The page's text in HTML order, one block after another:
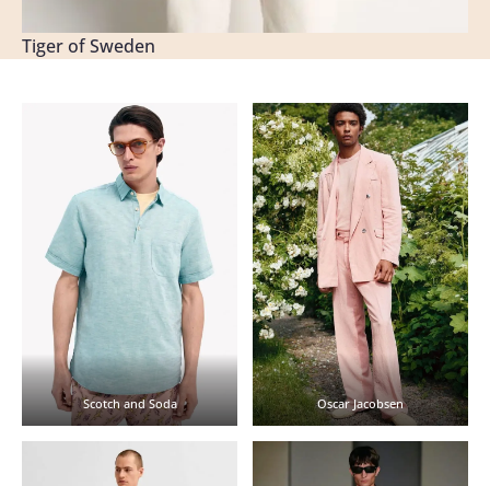
Tiger of Sweden
Scotch and Soda Oscar Jacobsen